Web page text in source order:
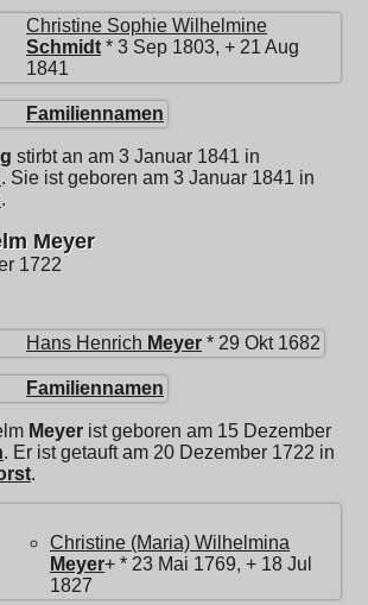
Christine Sophie Wilhelmine
Schmidt * 3 Sep 1803, + 21 Aug
1841
Familiennamen
stirbt an am 3 Januar 1841 in
. Sie ist geboren am 3 Januar 1841 in
.
Meyer
1722
Hans Henrich Meyer * 29 Okt 1682
Familiennamen
Meyer ist geboren am 15 Dezember
. Er ist getauft am 20 Dezember 1722 in
.
Christine (Maria) Wilhelmina
Meyer+ * 23 Mai 1769, + 18 Jul
1827